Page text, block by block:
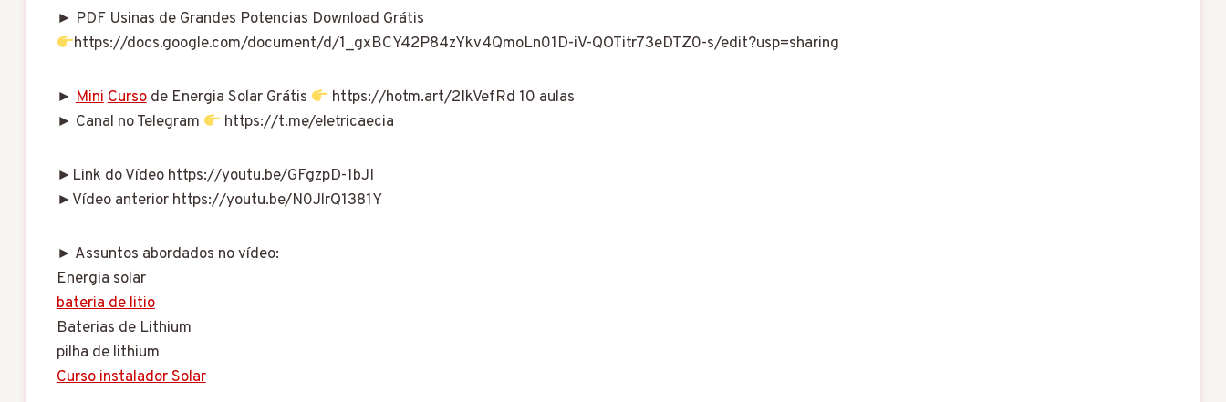
► PDF Usinas de Grandes Potencias Download Grátis
https://docs.google.com/document/d/1_gxBCY42P84zYkv4QmoLn01D-iV-QOTitr73eDTZ0-s/edit?usp=sharing
►MiniCursode Energia Solar Grátis
https://hotm.art/2IkVefRd 10 aulas
► Canal no Telegram
https://t.me/eletricaecia
►Link do Vídeo https://youtu.be/GFgzpD-1bJI
►Vídeo anterior https://youtu.be/N0JlrQ1381Y
► Assuntos abordados no vídeo:
Energia solar
bateria de litio
Baterias de Lithium
pilha de lithium
Curso instalador Solar